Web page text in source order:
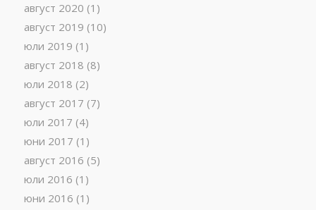
август 2020 (1)
август 2019 (10)
юли 2019 (1)
август 2018 (8)
юли 2018 (2)
август 2017 (7)
юли 2017 (4)
юни 2017 (1)
август 2016 (5)
юли 2016 (1)
юни 2016 (1)